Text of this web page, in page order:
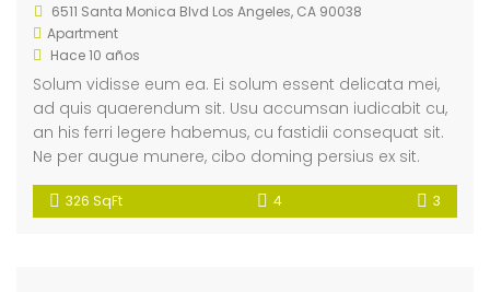
6511 Santa Monica Blvd Los Angeles, CA 90038
Apartment
Hace 10 años
Solum vidisse eum ea. Ei solum essent delicata mei,
ad quis quaerendum sit. Usu accumsan iudicabit cu,
an his ferri legere habemus, cu fastidii consequat sit.
Ne per augue munere, cibo doming persius ex sit.
326 SqFt 4 3